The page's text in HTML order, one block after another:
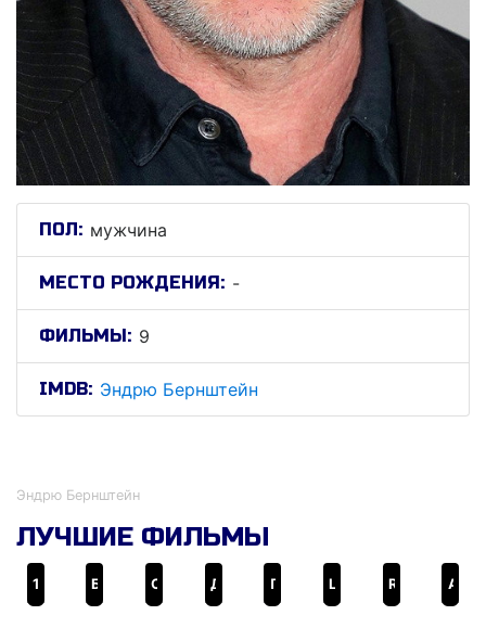
ПОЛ: мужчина
МЕСТО РОЖДЕНИЯ: -
ФИЛЬМЫ: 9
IMDB: Эндрю Бернштейн
Эндрю Бернштейн
ЛУЧШИЕ ФИЛЬМЫ